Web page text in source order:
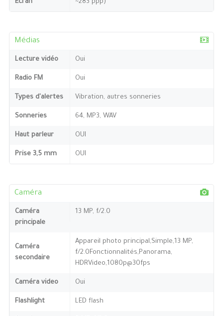
Ecran ~283 ppp)
Médias
Lecture vidéo Oui
Radio FM Oui
Types d'alertes Vibration, autres sonneries
Sonneries 64, MP3, WAV
Haut parleur OUI
Prise 3,5 mm OUI
Caméra
Caméra
principale
13 MP, f/2.0
Caméra
secondaire
Appareil photo principal,Simple,13 MP,
f/2.0Fonctionnalités,Panorama,
HDRVideo,1080p@30fps
Caméra video Oui
Flashlight LED flash